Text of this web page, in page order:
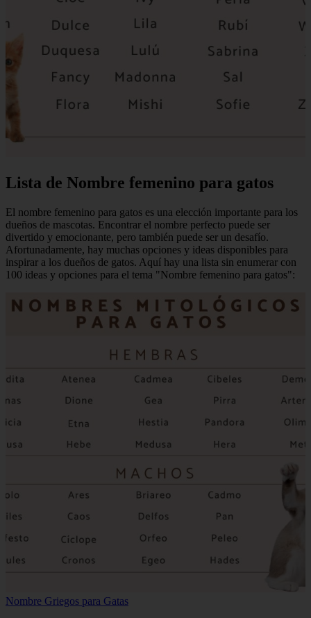
Lista de Nombre femenino para gatos
El nombre femenino para gatos es una elección importante para los
dueños de mascotas. Encontrar el nombre perfecto puede ser
divertido y emocionante, pero también puede ser un desafío.
Afortunadamente, hay muchas opciones y ideas disponibles para
inspirar a los dueños de gatos. Aquí hay una lista sin enumerar con
100 ideas y opciones para el tema "Nombre femenino para gatos":
Nombre Griegos para Gatas